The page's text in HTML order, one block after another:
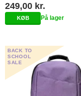
249,00 kr.
På lager
BACK TO
SCHOOL
SALE